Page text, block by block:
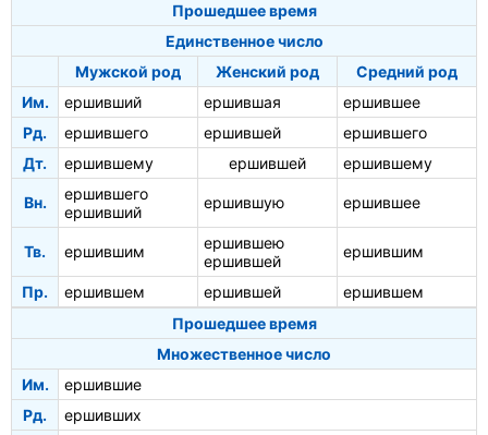
Прошедшее время
Единственное число
Мужской род
Женский род
Средний род
Им.
ершивший ершившая
ершившее
Рд.
ершившего ершившей
ершившего
Дт.
ершившему ершившей ершившему
Вн.
ершившего
ершивший
ершившую ершившее
Тв. ершившим
ершившею
ершившей
ершившим
Пр. ершившем ершившей
ершившем
Прошедшее время
Множественное число
Им.
ершившие
Рд.
ершивших